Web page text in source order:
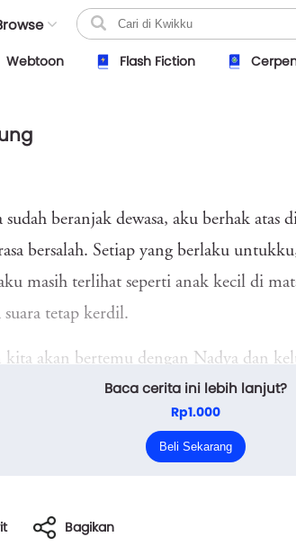
Webtoon Flash Fiction
beranjak dewasa, aku berhak atas
bersalah. Setiap yang berlaku
masih terlihat seperti anak kecil di
suara tetap kerdil.
kita akan bertemu dengan Nadya dan
kamu mempersiapkan diri untuk
pernikahanku tanpa aba-
Baca cerita ini lebih lanjut?
Rp1.000
Beli Sekarang
Bagikan